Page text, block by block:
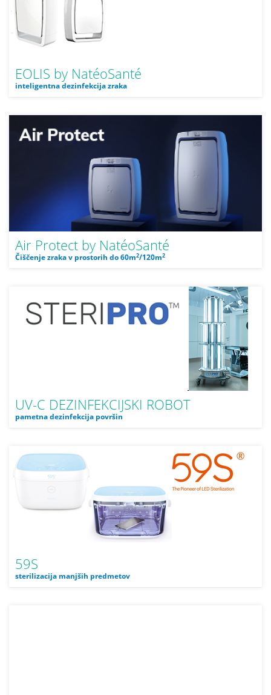
EOLIS by NatéoSanté
inteligentna dezinfekcija zraka
Air Protect by NatéoSanté
Čiščenje zraka v prostorih do 60m2/120m2
UV-C DEZINFEKCIJSKI ROBOT
pametna dezinfekcija površin
59S
sterilizacija manjših predmetov